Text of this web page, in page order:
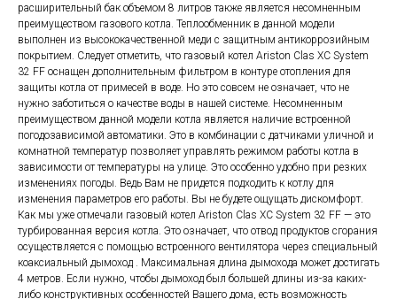
расширительный бак объемом 8 литров также является несомненным
преимуществом газового котла. Теплообменник в данной модели
выполнен из высококачественной меди с защитным антикоррозийным
покрытием. Следует отметить, что газовый котел Ariston Clas XC System
32 FF оснащен дополнительным фильтром в контуре отопления для
защиты котла от примесей в воде. Но это совсем не означает, что не
нужно заботиться о качестве воды в нашей системе. Несомненным
преимуществом данной модели котла является наличие встроенной
погодозависимой автоматики. Это в комбинации с датчиками уличной и
комнатной температур позволяет управлять режимом работы котла в
зависимости от температуры на улице. Это особенно удобно при резких
изменениях погоды. Ведь Вам не придется подходить к котлу для
изменения параметров его работы. Вы не будете ощущать дискомфорт.
Как мы уже отмечали газовый котел Ariston Clas XC System 32 FF — это
турбированная версия котла. Это означает, что отвод продуктов сгорания
осуществляется с помощью встроенного вентилятора через специальный
коаксиальный дымоход . Максимальная длина дымохода может достигать
4 метров. Если нужно, чтобы дымоход был большей длины из-за каких-
либо конструктивных особенностей Вашего дома, есть возможность